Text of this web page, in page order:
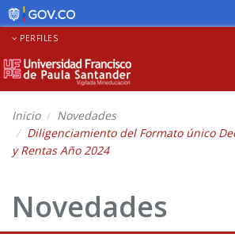
PERFILES
Inicio
Novedades
Diligenciamiento del Formato único
y Rentas Año 2024
Novedades